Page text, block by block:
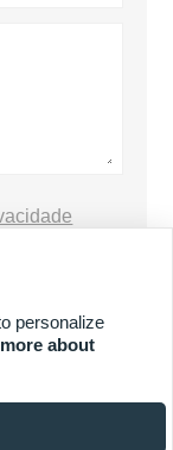
personalize
about